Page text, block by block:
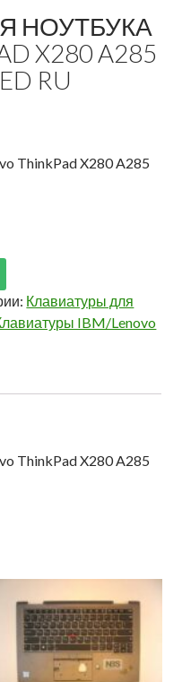
НОУТБУКА
X280 A285
RU
ThinkPad X280 A285
Клавиатуры для
IBM/Lenovo
ThinkPad X280 A285